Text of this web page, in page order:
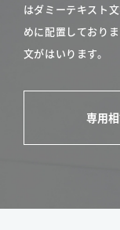
はダミーテキスト
めに配置しており
文がはいります。
専用